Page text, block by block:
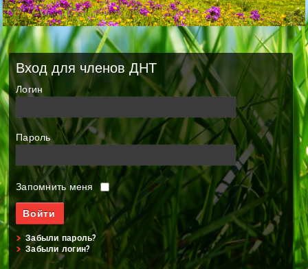
Вход для членов ДНТ
Логин
Пароль
Запомнить меня
Забыли пароль?
Забыли логин?